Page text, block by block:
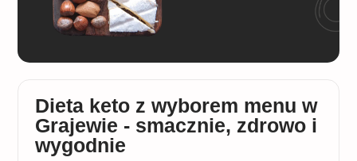
Dieta keto z wyborem menu w
Grajewie - smacznie, zdrowo i
wygodnie